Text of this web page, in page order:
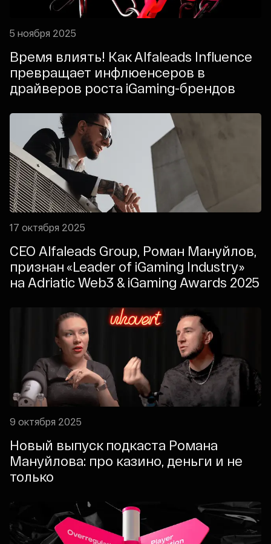
5 ноября 2025
Время влиять! Как Alfaleads Influence
превращает инфлюенсеров в
драйверов роста iGaming-брендов
17 октября 2025
CEO Alfaleads Group, Роман Мануйлов,
признан «Leader of iGaming Industry»
на Adriatic Web3 & iGaming Awards 2025
9 октября 2025
Новый выпуск подкаста Романа
Мануйлова: про казино, деньги и не
только